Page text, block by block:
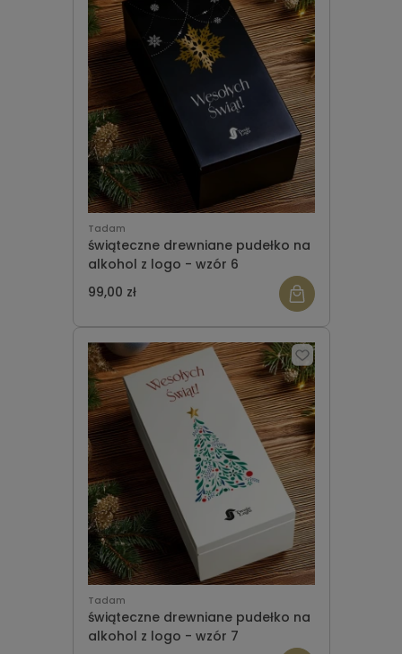
Tadam
świąteczne drewniane pudełko na
alkohol z logo - wzór 6
99,00 zł
Tadam
świąteczne drewniane pudełko na
alkohol z logo - wzór 7